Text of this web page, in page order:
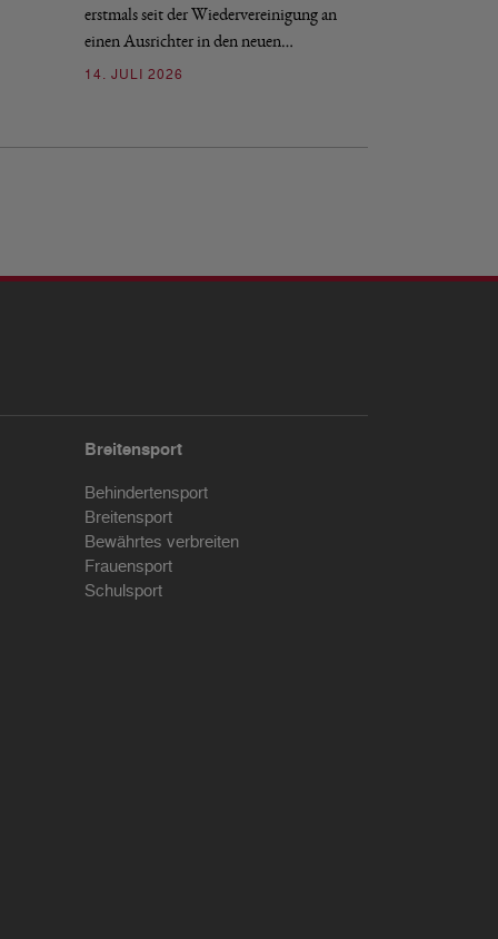
erstmals seit der Wiedervereinigung an
einen Ausrichter in den neuen…
14. JULI 2026
Breitensport
Behindertensport
Breitensport
Bewährtes verbreiten
Frauensport
Schulsport